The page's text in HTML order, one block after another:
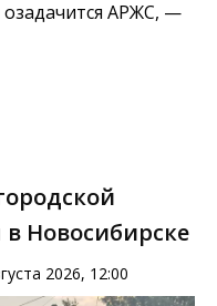
АРЖС, —
в Новосибирске
2026, 12:00